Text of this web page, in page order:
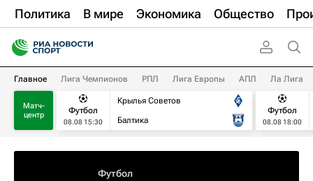
Политика В мире Экономика Общество
Главное Лига Чемпионов РПЛ Лига Европы АПЛ Ла Лига
Матч-
центр
Футбол
08.08 15:30
Крылья Советов
Балтика
Футбол
08.08 18:00
Футбол